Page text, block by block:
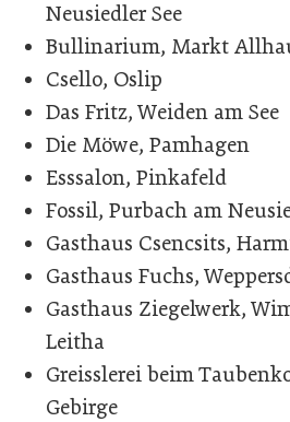
Neusiedler See
Bullinarium, Markt
Csello, Oslip
Das Fritz, Weiden am See
Die Möwe, Pamhagen
Esssalon, Pinkafeld
Fossil, Purbach am
Gasthaus Csencsits,
Gasthaus Fuchs,
Gasthaus Ziegelwerk,
Leitha
Greisslerei beim
Gebirge